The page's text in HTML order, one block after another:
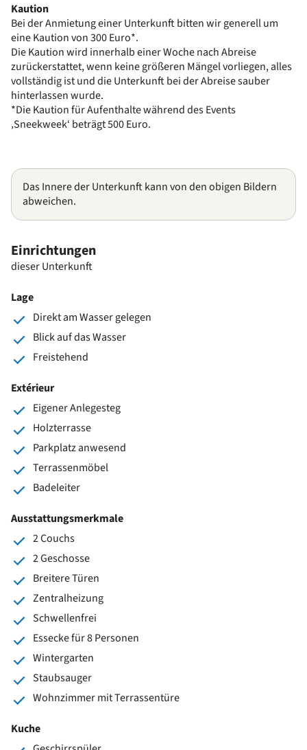
Kaution
Bei der Anmietung einer Unterkunft bitten wir generell um
eine Kaution von 300 Euro*.
Die Kaution wird innerhalb einer Woche nach Abreise
zurückerstattet, wenn keine größeren Mängel vorliegen, alles
vollständig ist und die Unterkunft bei der Abreise sauber
hinterlassen wurde.
*Die Kaution für Aufenthalte während des Events
‚Sneekweek‘ beträgt 500 Euro.
Das Innere der Unterkunft kann von den obigen Bildern
abweichen.
Einrichtungen
dieser Unterkunft
Lage
Direkt am Wasser gelegen
Blick auf das Wasser
Freistehend
Extérieur
Eigener Anlegesteg
Holzterrasse
Parkplatz anwesend
Terrassenmöbel
Badeleiter
Ausstattungsmerkmale
2 Couchs
2 Geschosse
Breitere Türen
Zentralheizung
Schwellenfrei
Essecke für 8 Personen
Wintergarten
Staubsauger
Wohnzimmer mit Terrassentüre
Kuche